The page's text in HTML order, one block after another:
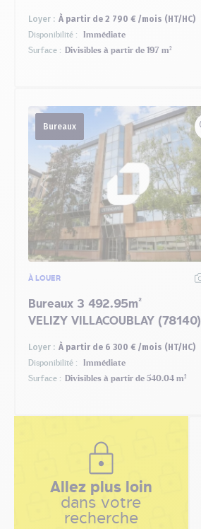
Loyer : À partir de 2 790 € /mois (HT/HC)
Disponibilité :
Immédiate
Surface :
Divisibles à partir de 197 m²
Bureaux
À LOUER
Bureaux 3 492.95m²
VELIZY VILLACOUBLAY (78140)
Loyer : À partir de 6 300 € /mois (HT/HC)
Disponibilité :
Immédiate
Surface :
Divisibles à partir de 540.04 m²
Allez plus loin
dans votre
recherche